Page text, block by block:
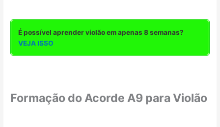
É possível aprender violão em apenas 8 semanas?
VEJA ISSO
Formação do Acorde A9 para Violão